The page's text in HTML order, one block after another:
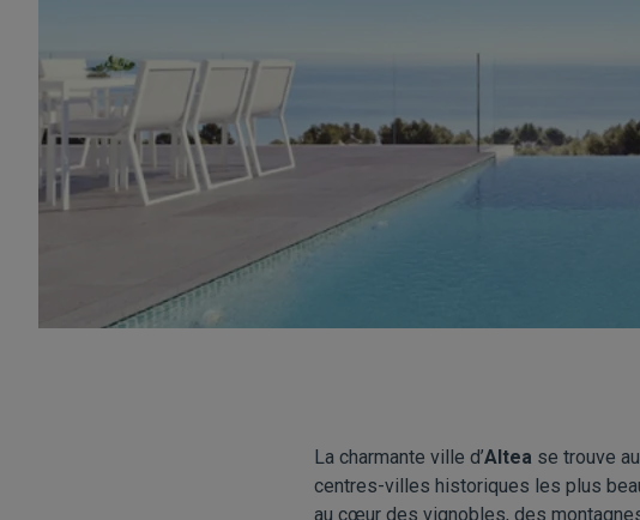
La charmante ville d’Altea se trouve
centres-villes historiques les plus
au cœur des vignobles, des